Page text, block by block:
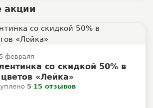
февраля
со скидкой 50% в
«Лейка»
5·15 отзывов